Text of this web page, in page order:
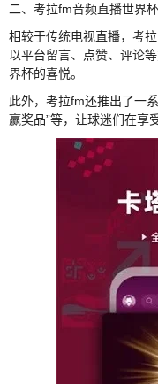
二、考拉fm音频直播世界
相较于传统电视直播，考
以平台留言、点赞、评论
界杯的喜悦。
此外，考拉fm还推出了一
赢奖品”等，让球迷们在享